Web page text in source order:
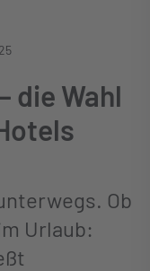
die Wahl
Ob
Urlaub: